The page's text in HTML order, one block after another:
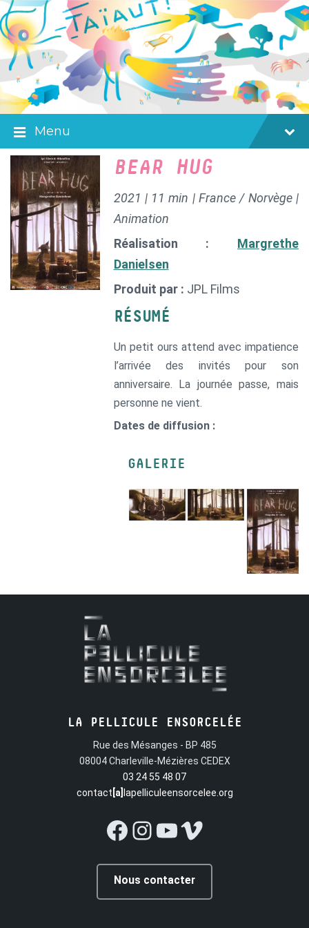
Skip
to
content
Skip
to
main
navigation
Skip
to
footer
Menu
BEAR HUG
2021 | 11 min | France / Norvège |
Animation
Réalisation : Margrethe
Danielsen
Produit par : JPL Films
RÉSUMÉ
Un petit ours attend avec impatience
l’arrivée des invités pour son
anniversaire. La journée passe, mais
personne ne vient.
Dates de diffusion :
GALERIE
LA PELLICULE ENSORCELÉE
Rue des Mésanges - BP 485
08004 Charleville-Mézières CEDEX
03 24 55 48 07
contact [a] lapelliculeensorcelee.org
Facebook
Instagram
YouTube
Vimeo
Nous contacter